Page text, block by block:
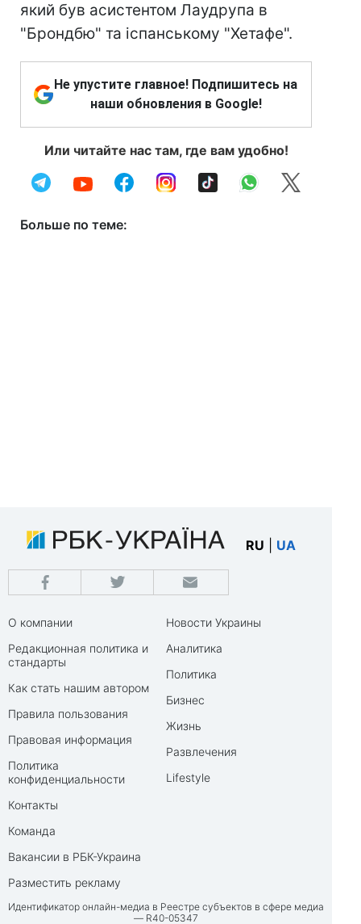
який був асистентом Лаудрупа в
"Брондбю" та іспанському "Хетафе".
Не упустите главное! Подпишитесь на
наши обновления в Google!
Или читайте нас там, где вам удобно!
Больше по теме:
RU UA
О компании
Редакционная политика и
стандарты
Как стать нашим автором
Правила пользования
Правовая информация
Политика
конфиденциальности
Контакты
Команда
Вакансии в РБК-Украина
Разместить рекламу
Новости Украины
Аналитика
Политика
Бизнес
Жизнь
Развлечения
Lifestyle
Идентификатор онлайн-медиа в Реестре субъектов в сфере медиа
— R40-05347